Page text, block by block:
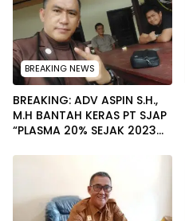
BREAKING NEWS
BREAKING: ADV ASPIN S.H.,
M.H BANTAH KERAS PT SJAP
“PLASMA 20% SEJAK 2023
WARGA WAWOONE!